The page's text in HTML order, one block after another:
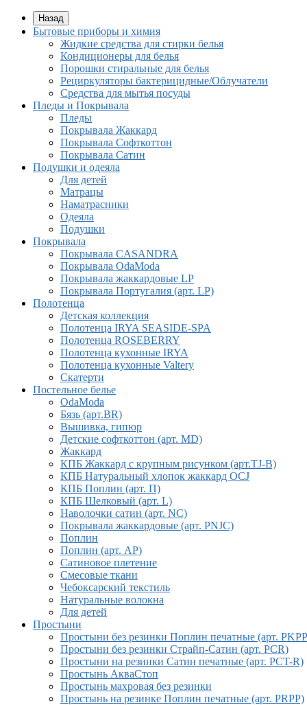
Назад
Бытовые приборы и химия
Жидкие средства для стирки белья
Кондиционеры для белья
Порошки стиральные для белья
Рециркуляторы бактерицидные/Облучатели
Средства для мытья посуды
Пледы и Покрывала
Пледы
Покрывала Жаккард
Покрывала Софткоттон
Покрывала Сатин
Подушки и одеяла
Для детей
Матрацы
Наматрасники
Одеяла
Подушки
Покрывала
Покрывалa CASANDRA
Покрывала OdaModa
Покрывала жаккардовые LP
Покрывала Португалия (арт. LP)
Полотенца
Детская коллекция
Полотенца IRYA SEASIDE-SPA
Полотенца ROSEBERRY
Полотенца кухонные IRYA
Полотенца кухонные Valtery
Скатерти
Постельное белье
OdaModa
Бязь (арт.BR)
Вышивка, гипюр
Детские софткоттон (арт. MD)
Жаккард
КПБ Жаккард с крупным рисунком (арт.TJ-B)
КПБ Натуральный хлопок жаккард OCJ
КПБ Поплин (арт. П)
КПБ Шелковый (арт. L)
Наволочки сатин (арт. NC)
Покрывала жаккардовые (арт. PNJC)
Поплин
Поплин (арт. AP)
Сатиновое плетение
Смесовые ткани
Чебоксарский текстиль
Натуральные волокна
Для детей
Простыни
Простыни без резинки Поплин печатные (арт.
Простыни без резинки Страйп-Сатин (арт. PCR)
Простыни на резинки Сатин печатные (арт. PCT-R)
Простынь АкваСтоп
Простынь махровая без резинки
Простынь на резинке Поплин печатные (арт. PRPP)